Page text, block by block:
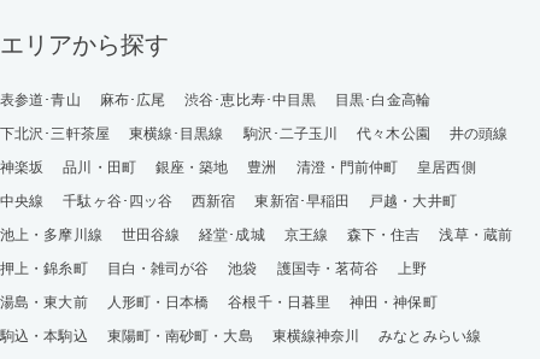
エリアから探す
表参道･青山 麻布･広尾 渋谷･恵比寿･中目黒
目黒･白金高輪
下北沢･三軒茶屋
東横線･目黒線 駒沢･二子玉川 代々木公園
井の頭線
神楽坂
品川・田町 銀座・築地 豊洲 清澄・門前仲町
皇居西側
中央線
千駄ヶ谷･四ッ谷 西新宿 東新宿･早稲田
戸越・大井町
池上・多摩川線
世田谷線 経堂･成城 京王線 森下・住吉
浅草・蔵前
押上・錦糸町
目白・雑司が谷 池袋 護国寺・茗荷谷
上野
湯島・東大前
人形町・日本橋 谷根千・日暮里
神田・神保町
駒込・本駒込
東陽町・南砂町・大島 東横線神奈川
みなとみらい線